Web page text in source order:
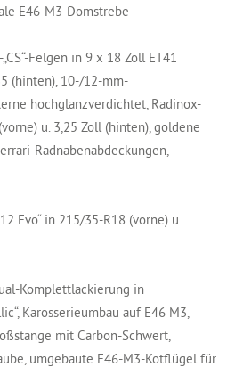
E46-M3-Domstrebe
Felgen in 9 x 18 Zoll ET41
(hinten), 10-/12-mm-
hochglanzverdichtet, Radinox-
u. 3,25 Zoll (hinten), goldene
Radnabenabdeckungen,
Evo“ in 215/35-R18 (vorne) u.
Komplettlackierung in
Karosserieumbau auf E46 M3,
mit Carbon-Schwert,
umgebaute E46-M3-Kotflügel für